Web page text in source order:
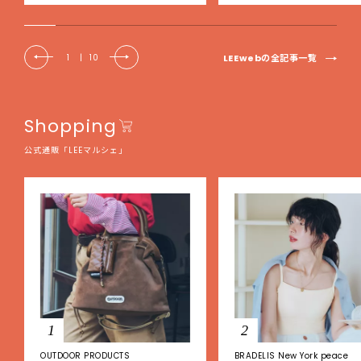
1 | 10 LEEwebの全記事一覧
Shopping
公式通販「LEEマルシェ」
1
OUTDOOR PRODUCTS
2
BRADELIS New York peace